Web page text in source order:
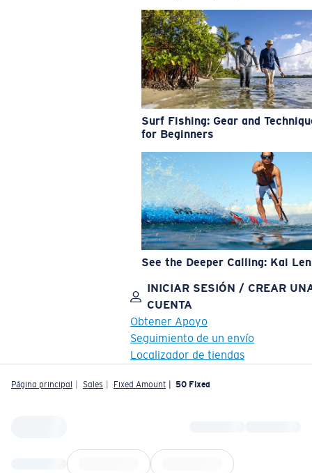
Surf Fishing: Gear and
for Beginners
See the Deeper Calling: Kai
INICIAR SESIÓN / CREAR
CUENTA
Obtener Apoyo
Seguimiento de un envío
Localizador de tiendas
OBJETIVO ACTUALIZADO ¡AGREGADO AL CARRITO!
Cantidad:
Página principal Sales Fixed Amount 50 Fixed